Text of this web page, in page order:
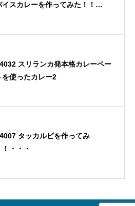
イスカレーを作ってみた！！
スリランカ発本格カレーペー
を使ったカレー2
タッカルビを作ってみ
・・・